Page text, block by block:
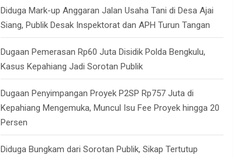
Diduga Mark-up Anggaran Jalan Usaha Tani di Desa Ajai
Siang, Publik Desak Inspektorat dan APH Turun Tangan
Dugaan Pemerasan Rp60 Juta Disidik Polda Bengkulu,
Kasus Kepahiang Jadi Sorotan Publik
Dugaan Penyimpangan Proyek P2SP Rp757 Juta di
Kepahiang Mengemuka, Muncul Isu Fee Proyek hingga 20
Persen
Diduga Bungkam dari Sorotan Publik, Sikap Tertutup